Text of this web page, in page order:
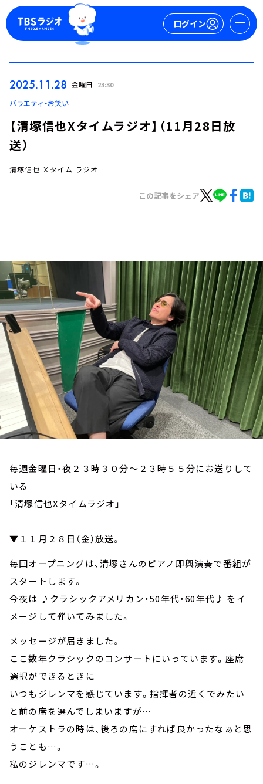
ログイン
ログイン
お知らせ
イベント・グッズ
YouTube
会社情報
2025.11.28 金曜日 23:30
バラエティ・お笑い
【清塚信也Xタイムラジオ】（11月28日放
送）
清塚信也 Ｘタイム ラジオ
この記事をシェア
毎週金曜日・夜２３時３０分～２３時５５分にお送りして
いる
「清塚信也Xタイムラジオ」
▼１１月２８日（金）放送。
毎回オープニングは、清塚さんのピアノ即興演奏で番組が
スタートします。
今夜は ♪クラシックアメリカン・50年代・60年代♪ をイ
メージして弾いてみました。
メッセージが届きました。
ここ数年クラシックのコンサートにいっています。座席
選択ができるときに
いつもジレンマを感じています。指揮者の近くでみたい
と前の席を選んでしまいますが…
オーケストラの時は、後ろの席にすれば良かったなぁと思
うことも…。
私のジレンマです…。